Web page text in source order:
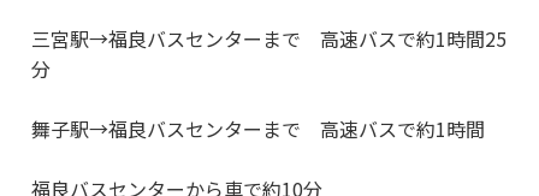
三宮駅→福良バスセンターまで 高速バスで約1時間25
分
舞子駅→福良バスセンターまで 高速バスで約1時間
福良バスセンターから車で約10分